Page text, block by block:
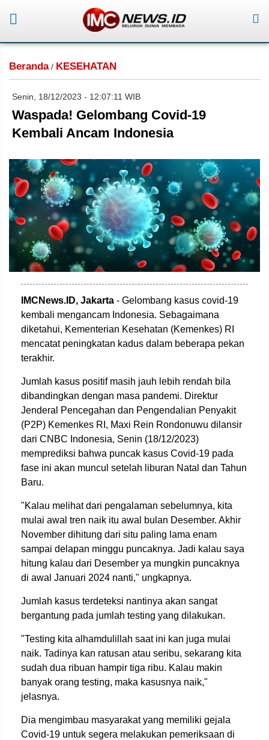
Beranda/ KESEHATAN
Senin, 18/12/2023 - 12:07:11 WIB
Waspada! Gelombang Covid-19
Kembali Ancam Indonesia
IMCNews.ID, Jakarta - Gelombang kasus covid-19
kembali mengancam Indonesia. Sebagaimana
diketahui, Kementerian Kesehatan (Kemenkes) RI
mencatat peningkatan kadus dalam beberapa pekan
terakhir.
Jumlah kasus positif masih jauh lebih rendah bila
dibandingkan dengan masa pandemi. Direktur
Jenderal Pencegahan dan Pengendalian Penyakit
(P2P) Kemenkes RI, Maxi Rein Rondonuwu dilansir
dari CNBC Indonesia, Senin (18/12/2023)
memprediksi bahwa puncak kasus Covid-19 pada
fase ini akan muncul setelah liburan Natal dan Tahun
Baru.
"Kalau melihat dari pengalaman sebelumnya, kita
mulai awal tren naik itu awal bulan Desember. Akhir
November dihitung dari situ paling lama enam
sampai delapan minggu puncaknya. Jadi kalau saya
hitung kalau dari Desember ya mungkin puncaknya
di awal Januari 2024 nanti," ungkapnya.
Jumlah kasus terdeteksi nantinya akan sangat
bergantung pada jumlah testing yang dilakukan.
"Testing kita alhamdulillah saat ini kan juga mulai
naik. Tadinya kan ratusan atau seribu, sekarang kita
sudah dua ribuan hampir tiga ribu. Kalau makin
banyak orang testing, maka kasusnya naik,"
jelasnya.
Dia mengimbau masyarakat yang memiliki gejala
Covid-19 untuk segera melakukan pemeriksaan di